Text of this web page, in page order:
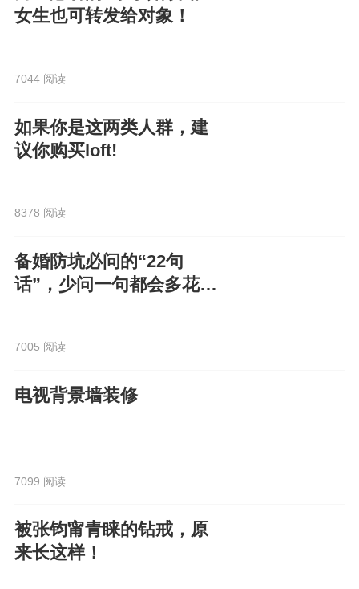
女生也可转发给对象！
7044 阅读
如果你是这两类人群，建
议你购买loft!
8378 阅读
备婚防坑必问的“22句
话”，少问一句都会多花
7005 阅读
电视背景墙装修
7099 阅读
被张钧甯青睐的钻戒，原
来长这样！